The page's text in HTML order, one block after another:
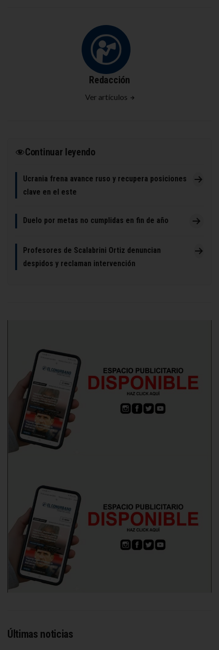
Redacción
Ver artículos
Continuar leyendo
Ucrania frena avance ruso y recupera posiciones
clave en el este
Duelo por metas no cumplidas en fin de año
Profesores de Scalabrini Ortiz denuncian
despidos y reclaman intervención
Últimas noticias